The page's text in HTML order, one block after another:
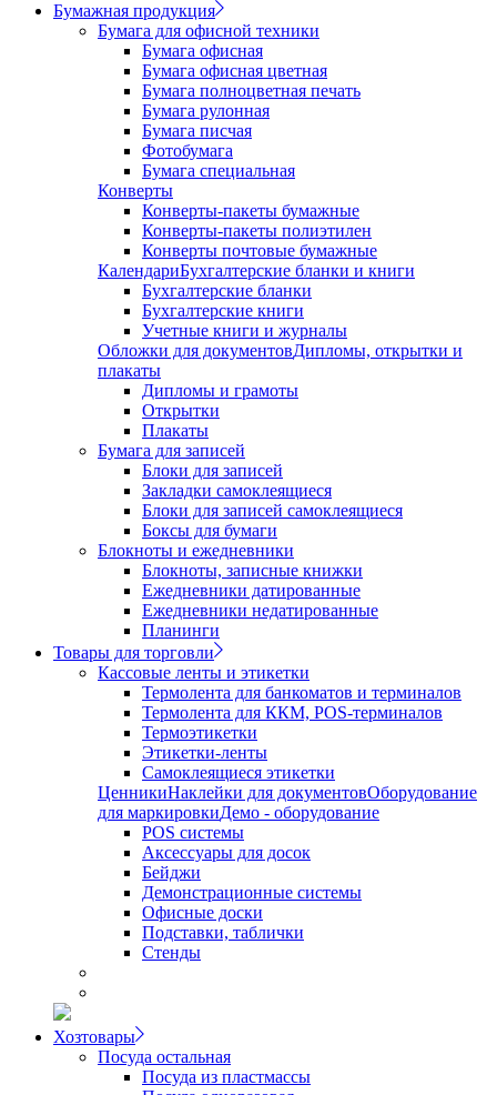
Бумажная продукция
Бумага для офисной техники
Бумага офисная
Бумага офисная цветная
Бумага полноцветная печать
Бумага рулонная
Бумага писчая
Фотобумага
Бумага специальная
Конверты
Конверты-пакеты бумажные
Конверты-пакеты полиэтилен
Конверты почтовые бумажные
КалендариБухгалтерские бланки и книги
Бухгалтерские бланки
Бухгалтерские книги
Учетные книги и журналы
Обложки для документовДипломы, открытки и
плакаты
Дипломы и грамоты
Открытки
Плакаты
Бумага для записей
Блоки для записей
Закладки самоклеящиеся
Блоки для записей самоклеящиеся
Боксы для бумаги
Блокноты и ежедневники
Блокноты, записные книжки
Ежедневники датированные
Ежедневники недатированные
Планинги
Товары для торговли
Кассовые ленты и этикетки
Термолента для банкоматов и терминалов
Термолента для ККМ, POS-терминалов
Термоэтикетки
Этикетки-ленты
Самоклеящиеся этикетки
ЦенникиНаклейки для документовОборудование
для маркировкиДемо - оборудование
POS системы
Аксессуары для досок
Бейджи
Демонстрационные системы
Офисные доски
Подставки, таблички
Стенды
Хозтовары
Посуда остальная
Посуда из пластмассы